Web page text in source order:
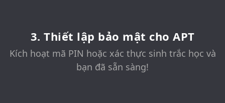
3. Thiết lập bảo mật cho APT
Kích hoạt mã PIN hoặc xác thực sinh trắc học và
bạn đã sẵn sàng!